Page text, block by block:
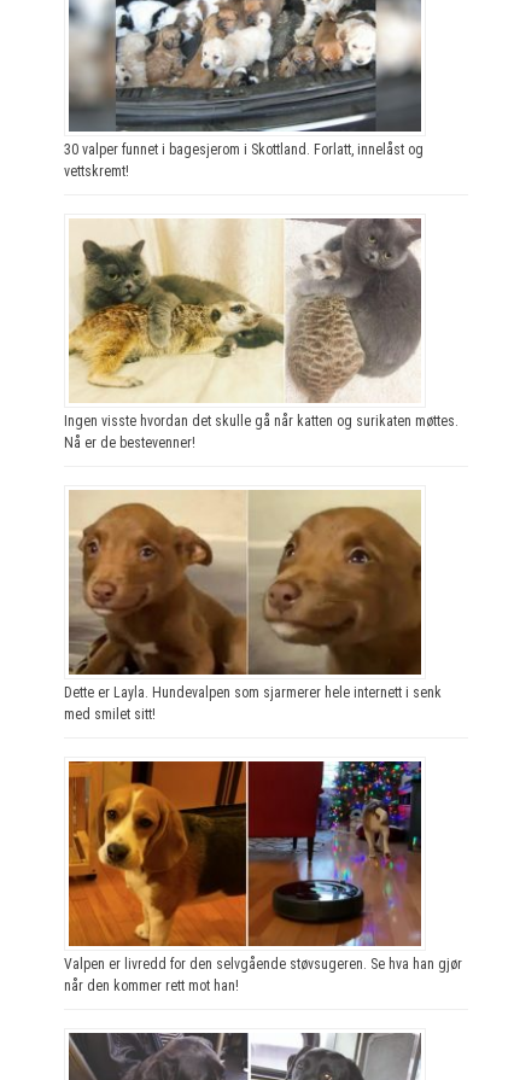
30 valper funnet i bagesjerom i Skottland. Forlatt, innelåst og
vettskremt!
Ingen visste hvordan det skulle gå når katten og surikaten møttes.
Nå er de bestevenner!
Dette er Layla. Hundevalpen som sjarmerer hele internett i senk
med smilet sitt!
Valpen er livredd for den selvgående støvsugeren. Se hva han gjør
når den kommer rett mot han!